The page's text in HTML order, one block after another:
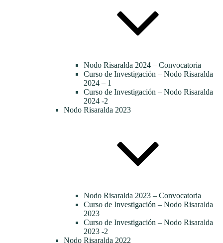
Nodo Risaralda 2024 – Convocatoria
Curso de Investigación – Nodo Risaralda
2024 – 1
Curso de Investigación – Nodo Risaralda
2024 -2
Nodo Risaralda 2023
Nodo Risaralda 2023 – Convocatoria
Curso de Investigación – Nodo Risaralda
2023
Curso de Investigación – Nodo Risaralda
2023 -2
Nodo Risaralda 2022